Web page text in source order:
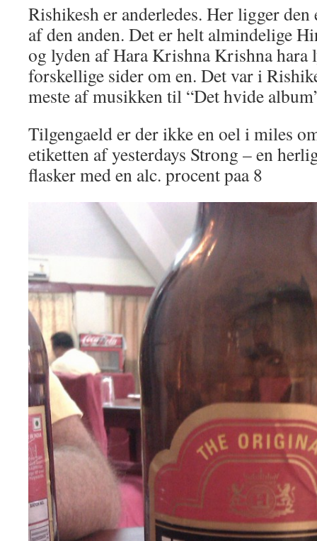
Rishikesh er anderledes. Her ligger
af den anden. Det er helt almindelige
og lyden af Hara Krishna Krishna hara
forskellige sider om en. Det var i
meste af musikken til “Det hvide
Tilgengaeld er der ikke en oel i miles
etiketten af yesterdays Strong – en
flasker med en alc. procent paa 8